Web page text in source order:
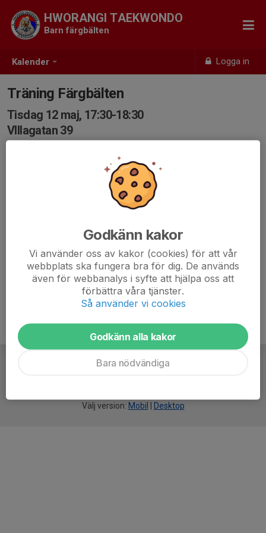
Kalender Logga in
HWORANGI TAEKWONDO
Barn färgbälten
Träning Färgbälten
Tisdag 12 maj, 17:30-18:30
VIllagatan 39
Välj version: Mobil Desktop
Godkänn kakor
Vi använder oss av kakor (cookies) för att vår
webbplats ska fungera bra för dig. De används
även för webbanalys i syfte att hjälpa oss att
förbättra våra tjänster.
Så använder vi cookies
Godkänn alla kakor
Bara nödvändiga